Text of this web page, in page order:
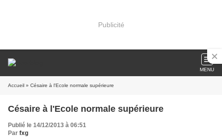
Publicité
MENU
Accueil » Césaire à l'Ecole normale supérieure
Césaire à l'Ecole normale supérieure
Publié le 14/12/2013 à 06:51
Par fxg